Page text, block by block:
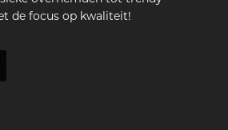
de focus op kwaliteit!